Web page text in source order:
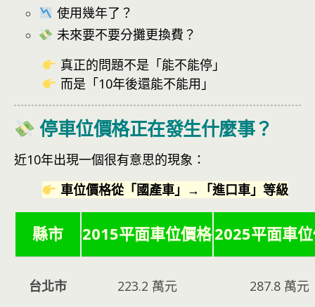
使用幾年了？
未來要不要分攤更換費？
真正的問題不是「能不能停」
而是「10年後還能不能用」
停車位價格正在發生什麼事？
近10年出現一個很有意思的現象：
車位價格從「國產車」→「進口車」等級
縣市 2015平面車位價格2025平面車
台北市 223.2 萬元 287.8 萬元